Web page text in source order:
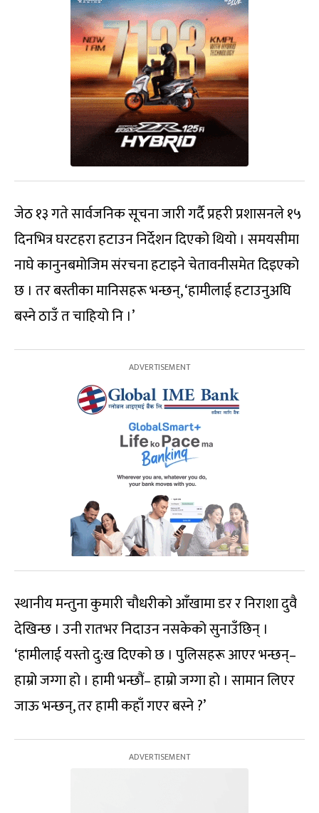
जेठ १३ गते सार्वजनिक सूचना जारी गर्दै प्रहरी प्रशासनले १५
दिनभित्र घरटहरा हटाउन निर्देशन दिएको थियो । समयसीमा
नाघे कानुनबमोजिम संरचना हटाइने चेतावनीसमेत दिइएको
छ । तर बस्तीका मानिसहरू भन्छन्, ‘हामीलाई हटाउनुअघि
बस्ने ठाउँ त चाहियो नि ।’
स्थानीय मन्तुना कुमारी चौधरीको आँखामा डर र निराशा दुवै
देखिन्छ । उनी रातभर निदाउन नसकेको सुनाउँछिन् ।
‘हामीलाई यस्तो दु:ख दिएको छ । पुलिसहरू आएर भन्छन्–
हाम्रो जग्गा हो । हामी भन्छौं– हाम्रो जग्गा हो । सामान लिएर
जाऊ भन्छन्, तर हामी कहाँ गएर बस्ने ?’